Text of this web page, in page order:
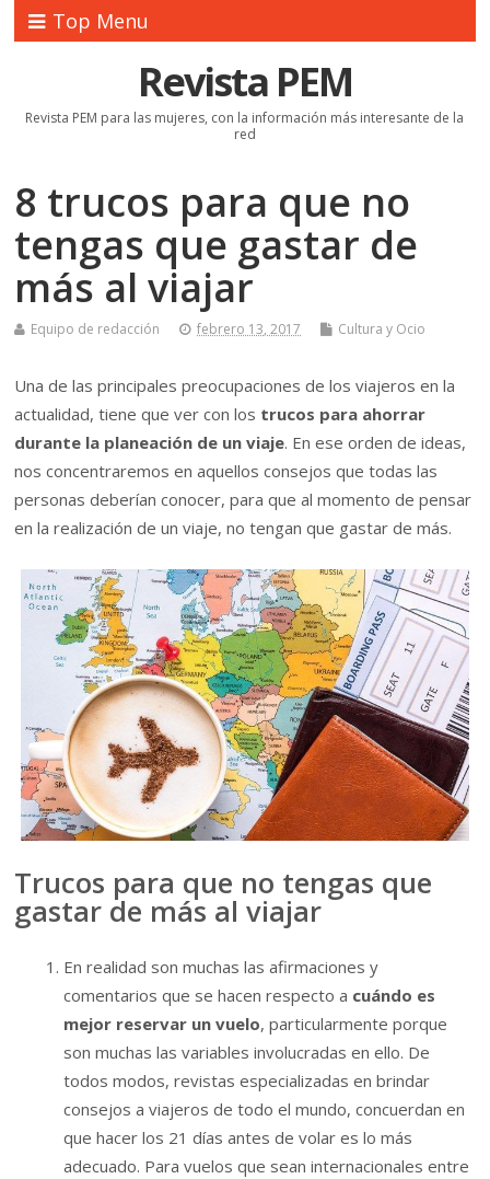
Top Menu
Revista PEM
Revista PEM para las mujeres, con la información más interesante de la
red
8 trucos para que no
tengas que gastar de
más al viajar
Equipo de redacción febrero 13, 2017 Cultura y Ocio
Una de las principales preocupaciones de los viajeros en la
actualidad, tiene que ver con los trucos para ahorrar
durante la planeación de un viaje. En ese orden de ideas,
nos concentraremos en aquellos consejos que todas las
personas deberían conocer, para que al momento de pensar
en la realización de un viaje, no tengan que gastar de más.
Trucos para que no tengas que
gastar de más al viajar
En realidad son muchas las afirmaciones y
comentarios que se hacen respecto a cuándo es
mejor reservar un vuelo, particularmente porque
son muchas las variables involucradas en ello. De
todos modos, revistas especializadas en brindar
consejos a viajeros de todo el mundo, concuerdan en
que hacer los 21 días antes de volar es lo más
adecuado. Para vuelos que sean internacionales entre